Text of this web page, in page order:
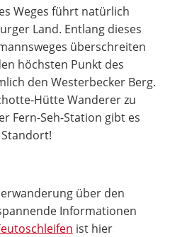
Weges führt natürlich
Land. Entlang dieses
überschreiten
höchsten Punkt des
den Westerbecker Berg.
Hütte Wanderer zu
Fern-Seh-Station gibt es
über den
Informationen
ist hier